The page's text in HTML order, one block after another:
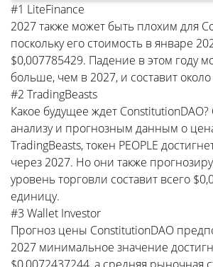
#1 LiteFinance
2027 также может быть плохим для
поскольку его стоимость в январе
$0,007785429. Падение в этом году
больше, чем в 2027, и составит около
#2 TradingBeasts
Какое будущее ждет
анализу и прогнозным данным о
TradingBeasts, токен PEOPLE
через 2027. Но они также
уровень торговли составит всего
единицу.
#3 Wallet Investor
Прогноз цены ConstitutionDAO
2027 минимальное значение